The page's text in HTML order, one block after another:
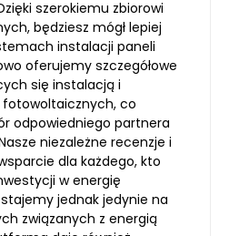
szerokiemu zbiorowi
będziesz mógł lepiej
instalacji paneli
oferujemy szczegółowe
się instalacją i
co
odpowiedniego partnera
niezależne recenzje i
dla każdego, kto
w energię
jednak jedynie na
związanych z energią